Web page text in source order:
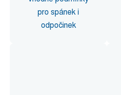
pro spánek i
odpočinek